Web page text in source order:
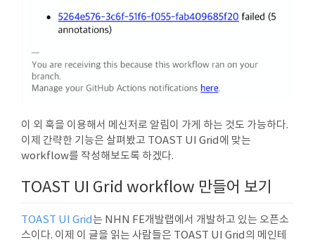
이 외 훅을 이용해서 메신저로 알림이 가게 하는 것도 가능하다.
이제 간략한 기능은 살펴봤고 TOAST UI Grid에 맞는
workflow를 작성해보도록 하겠다.
TOAST UI Grid workflow 만들어 보기
TOAST UI Grid는 NHN FE개발랩에서 개발하고 있는 오픈소
스이다. 이제 이 글을 읽는 사람들은 TOAST UI Grid의 메인테